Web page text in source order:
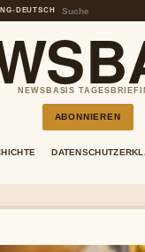
• DEUTSCH
NEWSBASIS
ABONNIEREN